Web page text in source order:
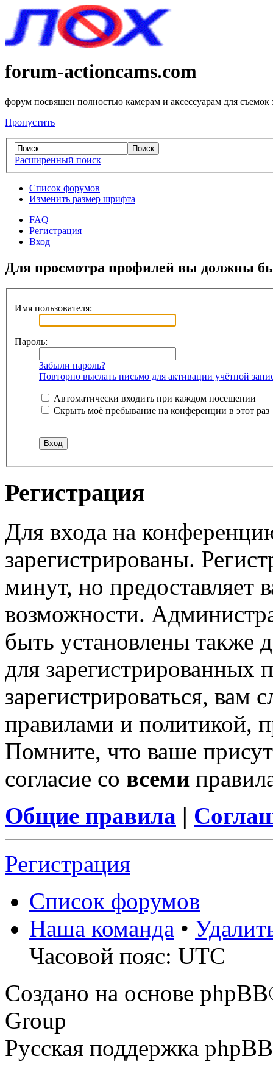
forum-actioncams.com
форум посвящен полностью камерам и аксессуарам для съемок
Пропустить
Расширенный поиск
Список форумов
Изменить размер шрифта
FAQ
Регистрация
Вход
Для просмотра профилей вы должны
Имя пользователя:
Пароль:
Забыли пароль?
Повторно выслать письмо для активации учётной
Автоматически входить при каждом посещении
Скрыть моё пребывание на конференции в этот раз
Регистрация
Для входа на
зарегистрированы.
минут, но предоставляет
возможности.
быть установлены также
для зарегистрированных
зарегистрироваться, вам
правилами и политикой,
Помните, что ваше
согласие со всеми
Общие правила |
Регистрация
Список форумов
Наша команда •
Часовой пояс: UTC
Создано на основе
Group
Русская поддержка phpBB